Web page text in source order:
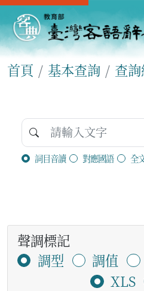
首頁 基本查詢 查
詞目音讀 對應國語 全
聲調標記
調型
調值
XLS